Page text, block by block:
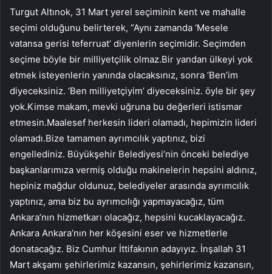
Turgut Altınok, 31 Mart yerel seçiminin kent ve mahalle
seçimi olduğunu belirterek, “Aynı zamanda ‘Mesele
vatansa gerisi teferruat’ diyenlerin seçimidir. Seçimden
seçime böyle bir milliyetçilik olmaz.Bir yandan ülkeyi yok
etmek isteyenlerin yanında olacaksınız, sonra ‘Ben’im
diyeceksiniz. ‘Ben milliyetçiyim’ diyeceksiniz. öyle bir şey
yok.Kimse makam, mevki uğruna bu değerleri istismar
etmesin.Maalesef herkesin lideri olamadı, hepimizin lideri
olamadı.Bize tamamen ayrımcılık yaptınız, bizi
engellediniz. Büyükşehir Belediyesi’nin önceki belediye
başkanlarımıza vermiş olduğu makinelerin hepsini aldınız,
hepiniz mağdur oldunuz, belediyeler arasında ayrımcılık
yaptınız, ama biz bu ayrımcılığı yapmayacağız, tüm
Ankara’nın hizmetkarı olacağız, hepsini kucaklayacağız.
Ankara Ankara’nın her köşesini eser ve hizmetlerle
donatacağız. Biz Cumhur İttifakının adayıyız. İnşallah 31
Mart akşamı şehirlerimiz kazansın, şehirlerimiz kazansın,